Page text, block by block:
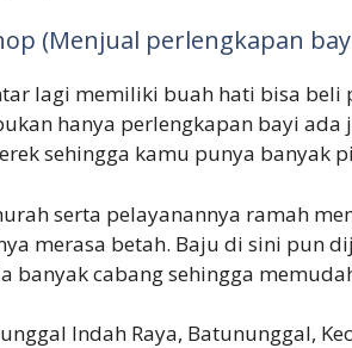
(Menjual perlengkapan
lagi memiliki buah hati bisa
hanya perlengkapan bayi
sehingga kamu punya banyak
serta pelayanannya ramah
merasa betah. Baju di sini pun
banyak cabang sehingga
Indah Raya, Batununggal,